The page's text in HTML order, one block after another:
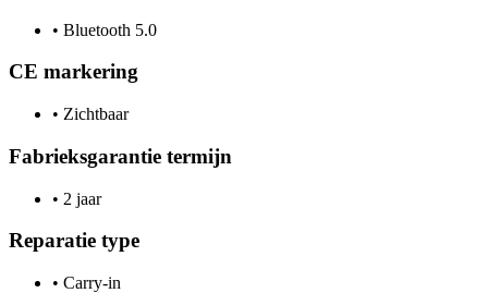
• Bluetooth 5.0
CE markering
• Zichtbaar
Fabrieksgarantie termijn
• 2 jaar
Reparatie type
• Carry-in